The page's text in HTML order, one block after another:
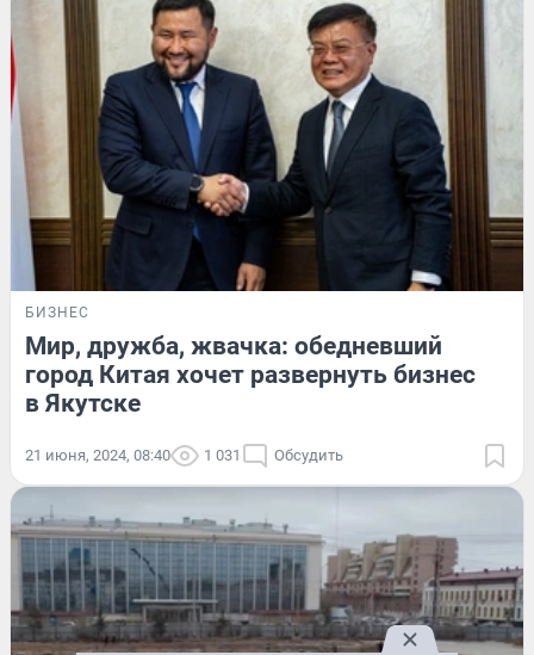
БИЗНЕС
Мир, дружба, жвачка: обедневший
город Китая хочет развернуть бизнес
в Якутске
21 июня, 2024, 08:40 1 031 Обсудить